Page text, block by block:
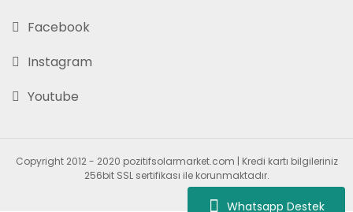
Whatsapp Destek
Facebook
Instagram
Youtube
Copyright 2012 - 2020 pozitifsolarmarket.com | Kredi kartı bilgileriniz
256bit SSL sertifikası ile korunmaktadır.